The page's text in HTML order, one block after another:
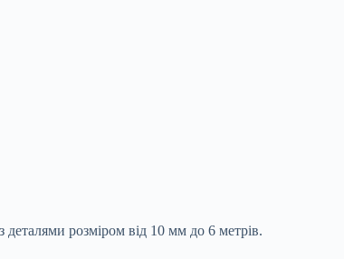
розміром від 10 мм до 6 метрів.